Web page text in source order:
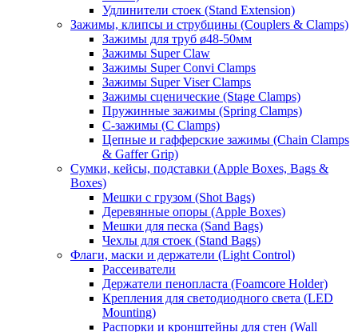
Удлинители стоек (Stand Extension)
Зажимы, клипсы и струбцины (Couplers & Clamps)
Зажимы для труб ø48-50мм
Зажимы Super Claw
Зажимы Super Convi Clamps
Зажимы Super Viser Clamps
Зажимы сценические (Stage Clamps)
Пружинные зажимы (Spring Clamps)
С-зажимы (C Clamps)
Цепные и гафферские зажимы (Chain Clamps
& Gaffer Grip)
Сумки, кейсы, подставки (Apple Boxes, Bags &
Boxes)
Мешки с грузом (Shot Bags)
Деревянные опоры (Apple Boxes)
Мешки для песка (Sand Bags)
Чехлы для стоек (Stand Bags)
Флаги, маски и держатели (Light Control)
Рассеиватели
Держатели пенопласта (Foamcore Holder)
Крепления для светодиодного света (LED
Mounting)
Распорки и кронштейны для стен (Wall